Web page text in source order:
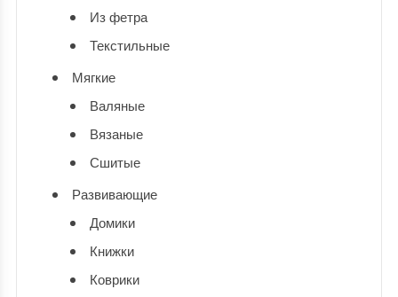
Из фетра
Текстильные
Мягкие
Валяные
Вязаные
Сшитые
Развивающие
Домики
Книжки
Коврики